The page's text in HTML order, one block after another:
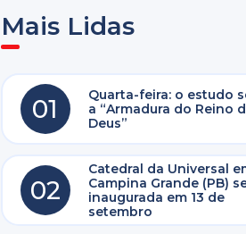
Mais Lidas
01
Quarta-feira: o estudo
a “Armadura do Reino
Deus”
02
Catedral da Universal
Campina Grande (PB)
inaugurada em 13 de
setembro